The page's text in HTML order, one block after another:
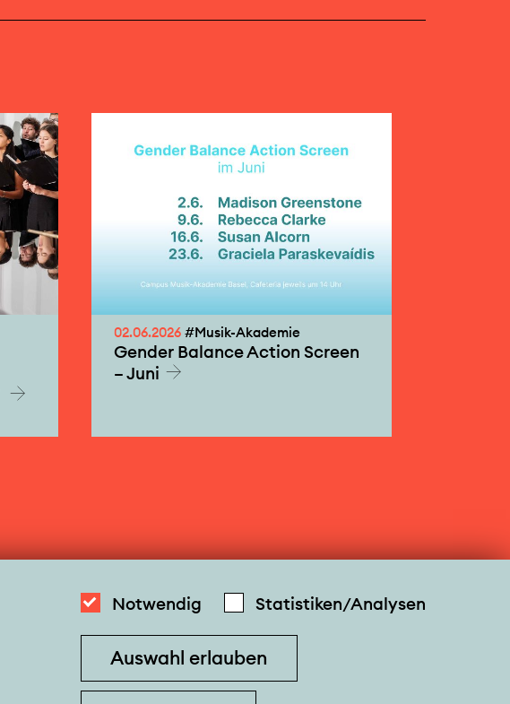
02.06.2026#Musik-Akademie
Gender Balance Action Screen
– Juni
Notwendig Statistiken/Analysen
Auswahl erlauben